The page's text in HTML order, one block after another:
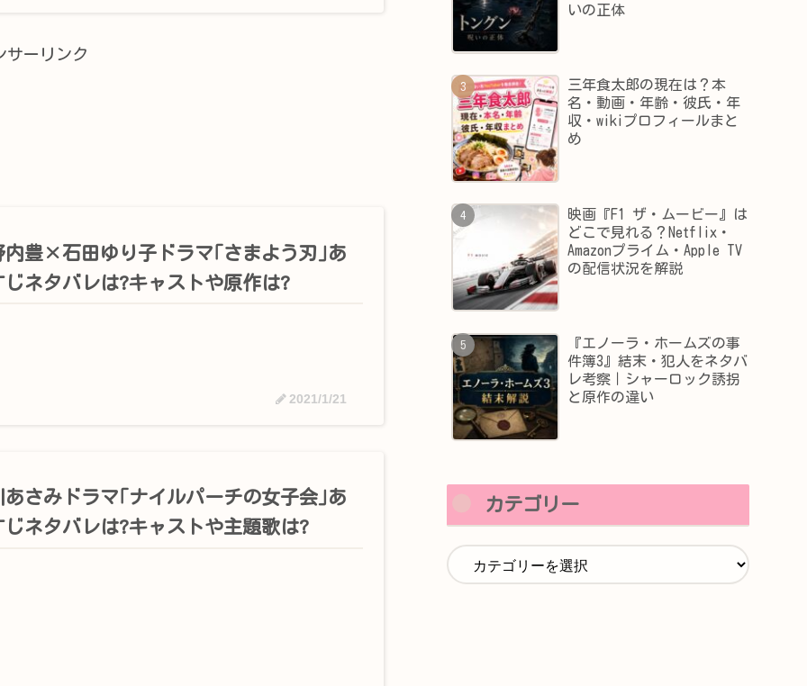
サーリンク
内豊×石田ゆり子ドラマ｢さまよう刃｣あ
じネタバレは?キャストや原作は?
2021/1/21
あさみドラマ｢ナイルパーチの女子会｣あ
じネタバレは?キャストや主題歌は?
いの正体
三年食太郎の現在は？本
名・動画・年齢・彼氏・年
収・wikiプロフィールまと
め
映画『F1 ザ・ムービー』は
どこで見れる？Netflix・
Amazonプライム・Apple TV
の配信状況を解説
『エノーラ・ホームズの事
件簿3』結末・犯人をネタバ
レ考察｜シャーロック誘拐
と原作の違い
カテゴリー